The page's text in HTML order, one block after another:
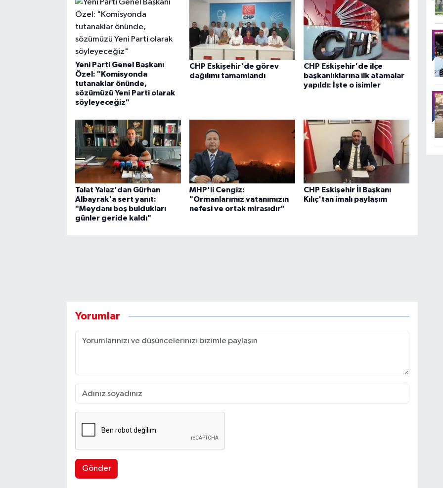
Yeni Parti Genel Başkanı
Özel: "Komisyonda
tutanaklar önünde,
sözümüzü Yeni Parti olarak
söyleyeceğiz"
CHP Eskişehir'de görev
dağılımı tamamlandı
CHP Eskişehir'de ilçe
başkanlıklarına ilk atamalar
yapıldı: İşte o isimler
Talat Yalaz'dan Gürhan
Albayrak'a sert yanıt:
"Meydanı boş buldukları
günler geride kaldı"
MHP'li Cengiz:
"Ormanlarımız vatanımızın
nefesi ve ortak mirasıdır"
CHP Eskişehir İl Başkanı
Kılıç'tan imalı paylaşım
Yorumlar
Gönder